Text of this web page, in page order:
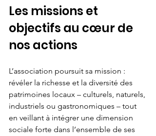
Les missions et
objectifs au cœur de
nos actions
L’association poursuit sa mission :
révéler la richesse et la diversité des
patrimoines locaux – culturels, naturels,
industriels ou gastronomiques – tout
en veillant à intégrer une dimension
sociale forte dans l’ensemble de ses